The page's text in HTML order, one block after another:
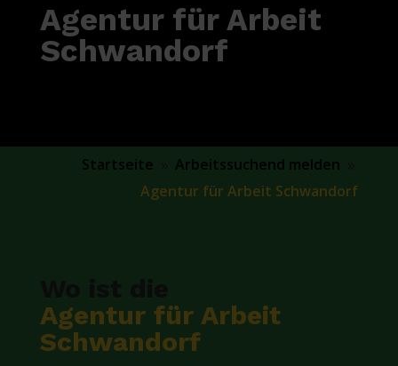
Agentur für Arbeit
Schwandorf
Startseite Arbeitssuchend melden
Agentur für Arbeit Schwandorf
Agentur für Arbeit
Schwandorf